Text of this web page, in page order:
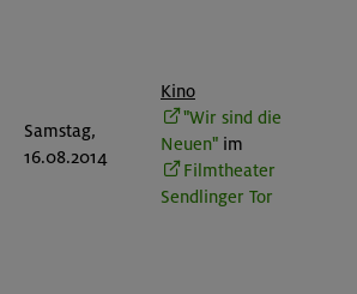
Samstag,
16.08.2014
Kino
"Wir sind die
Neuen" im
Filmtheater
Sendlinger Tor